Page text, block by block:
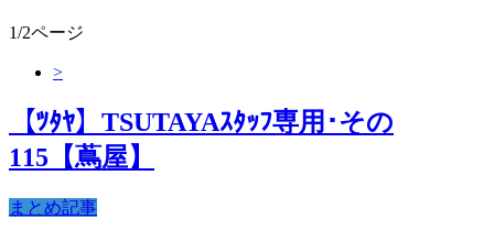
1/2ページ
>
【ﾂﾀﾔ】TSUTAYAｽﾀｯﾌ専用･その
115【蔦屋】
まとめ記事